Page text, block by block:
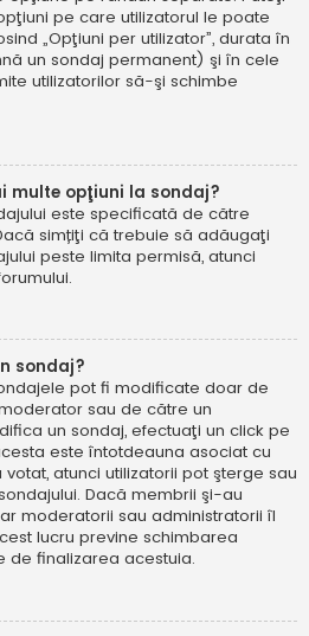
pe care utilizatorul le poate
„Opţiuni per utilizator”, durata în
un sondaj permanent) şi în cele
utilizatorilor să-şi schimbe
multe opţiuni la sondaj?
este specificată de către
simțiţi că trebuie să adăugaţi
peste limita permisă, atunci
sondaj?
pot fi modificate doar de
sau de către un
un sondaj, efectuaţi un click pe
este întotdeauna asociat cu
atunci utilizatorii pot şterge sau
Dacă membrii şi-au
moderatorii sau administratorii îl
lucru previne schimbarea
de finalizarea acestuia.